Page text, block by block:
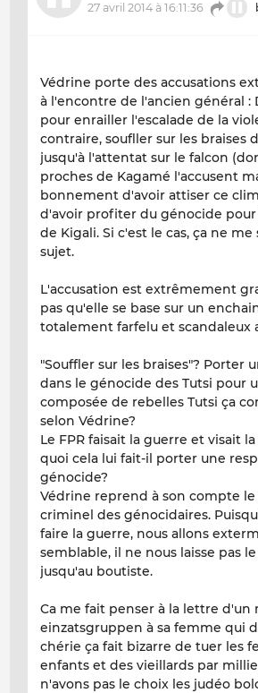
27 avril 2014 à 16:11:36
Védrine porte des accusations
à l'encontre de l'ancien général :
pour enrailler l'escalade de la
contraire, soufller sur les braises
jusqu'à l'attentat sur le falcon
proches de Kagamé l'accusent
bonnement d'avoir attiser ce
d'avoir profiter du génocide
de Kigali. Si c'est le cas, ça ne
sujet.
L'accusation est extrêmement
pas qu'elle se base sur un
totalement farfelu et scandaleux
"Souffler sur les braises"? Porter
dans le génocide des Tutsi pour
composée de rebelles Tutsi ça
selon Védrine?
Le FPR faisait la guerre et visait
quoi cela lui fait-il porter une
génocide?
Védrine reprend à son compte
criminel des génocidaires.
faire la guerre, nous allons
semblable, il ne nous laisse pas
jusqu'au boutiste.
Ca me fait penser à la lettre d'un
einzatsgruppen à sa femme qui
chérie ça fait bizarre de tuer les
enfants et des vieillards par
n'avons pas le choix les judéo